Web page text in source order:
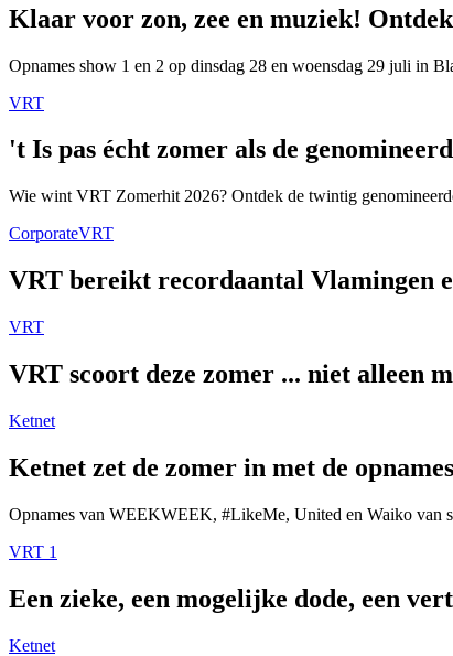
Klaar voor zon, zee en muziek!
Opnames show 1 en 2 op dinsdag 28 en woensdag 29 juli in
VRT
't Is pas écht zomer als de
Wie wint VRT Zomerhit 2026? Ontdek de twintig
CorporateVRT
VRT bereikt recordaantal Vlamingen
VRT
VRT scoort deze zomer ... niet alleen
Ketnet
Ketnet zet de zomer in met de
Opnames van WEEKWEEK, #LikeMe, United en Waiko van
VRT 1
Een zieke, een mogelijke dode, een
Ketnet